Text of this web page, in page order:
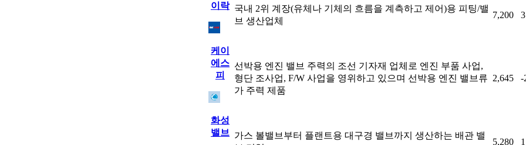
이락 국내 2위 계장(유체나 기체의 흐름을 계측하고 제어)용 피팅/밸
브 생산업체
7,200
케이
에스
피
선박용 엔진 밸브 주력의 조선 기자재 업체로 엔진 부품 사업,
형단 조사업, F/W 사업을 영위하고 있으며 선박용 엔진 밸브류
가 주력 제품
2,645 -
화성
밸브 가스 볼밸브부터 플랜트용 대구경 밸브까지 생산하는 배관 밸
5,280